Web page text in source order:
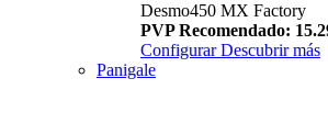
Desmo450 MX Factory
PVP Recomendado:
Configurar Descubrir más
Panigale